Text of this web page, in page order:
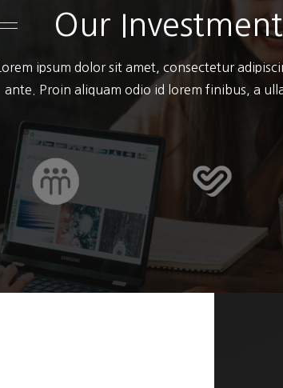
Our
Lorem ipsum dolor sit amet, consectetur
ante. Proin aliquam odio id lorem finibus, a